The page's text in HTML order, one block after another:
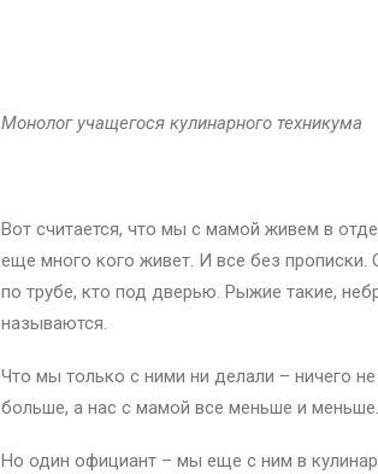
Монолог учащегося кулинарного техникума
Вот считается, что мы с мамой живем в
еще много кого живет. И все без прописки.
по трубе, кто под дверью. Рыжие такие,
называются.
Что мы только с ними ни делали – ничего
больше, а нас с мамой все меньше и меньше.
Но один официант – мы еще с ним в